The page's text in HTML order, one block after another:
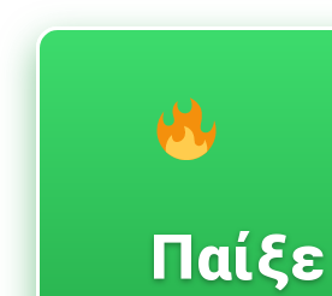
Παίξε